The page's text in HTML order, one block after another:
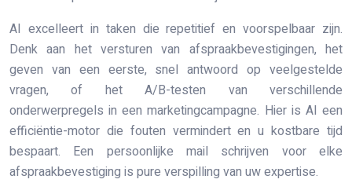
AI excelleert in taken die repetitief en voorspelbaar zijn.
Denk aan het versturen van afspraakbevestigingen, het
geven van een eerste, snel antwoord op veelgestelde
vragen, of het A/B-testen van verschillende
onderwerpregels in een marketingcampagne. Hier is AI een
efficiëntie-motor die fouten vermindert en u kostbare tijd
bespaart. Een persoonlijke mail schrijven voor elke
afspraakbevestiging is pure verspilling van uw expertise.